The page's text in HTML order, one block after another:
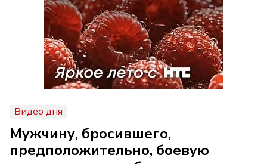
Видео дня
Мужчину, бросившего,
предположительно, боевую